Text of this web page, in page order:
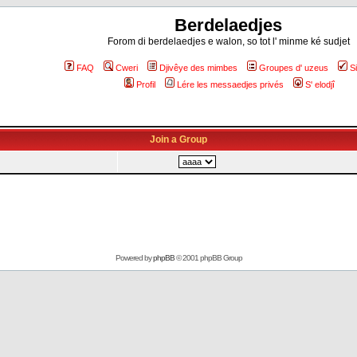
Berdelaedjes
Forom di berdelaedjes e walon, so tot l' minme ké sudjet
FAQ Cweri Djivêye des mimbes Groupes d' uzeus
Profil
Lére les messaedjes privés S' elodjî
Join a Group
Powered byphpBB© 2001 phpBB Group